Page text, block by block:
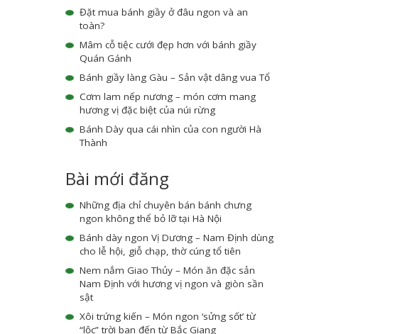
Đặt mua bánh giầy ở đâu ngon và an
toàn?
Mâm cỗ tiệc cưới đẹp hơn với bánh giầy
Quán Gánh
Bánh giầy làng Gàu – Sản vật dâng vua Tổ
Cơm lam nếp nương – món cơm mang
hương vị đặc biệt của núi rừng
Bánh Dày qua cái nhìn của con người Hà
Thành
Bài mới đăng
Những địa chỉ chuyên bán bánh chưng
ngon không thể bỏ lỡ tại Hà Nội
Bánh dày ngon Vị Dương – Nam Định dùng
cho lễ hội, giỗ chạp, thờ cúng tổ tiên
Nem nắm Giao Thủy – Món ăn đặc sản
Nam Định với hương vị ngon và giòn sần
sật
Xôi trứng kiến – Món ngon ‘sửng sốt’ từ
“lộc” trời ban đến từ Bắc Giang